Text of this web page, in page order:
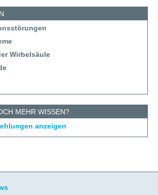
Wirbelsäule
MEHR WISSEN?
anzeigen